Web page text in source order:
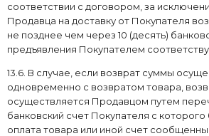
соответствии с договором, за
Продавца на доставку от Покупателя
не позднее чем через 10 (десять)
предъявления Покупателем
13.6. В случае, если возврат суммы
одновременно с возвратом товара,
осуществляется Продавцом путем
банковский счет Покупателя с
оплата товара или иной счет